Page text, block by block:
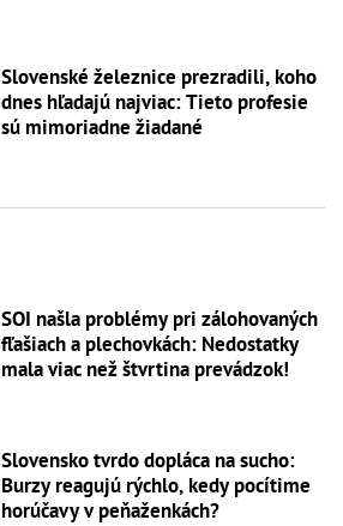
Slovenské železnice prezradili, koho
dnes hľadajú najviac: Tieto profesie
sú mimoriadne žiadané
SOI našla problémy pri zálohovaných
fľašiach a plechovkách: Nedostatky
mala viac než štvrtina prevádzok!
Slovensko tvrdo dopláca na sucho:
Burzy reagujú rýchlo, kedy pocítime
horúčavy v peňaženkách?